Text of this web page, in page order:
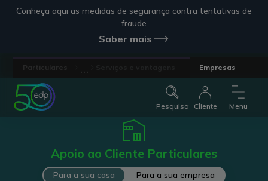
Conheça aqui as medidas de segurança contra tentativas de
fraude
Saber mais
Empresas
Pesquisa Cliente Menu
Apoio ao Cliente Particulares
Para a sua casa Para a sua empresa